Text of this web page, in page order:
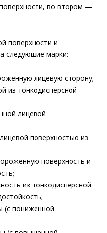
во втором —
поверхности и
следующие марки:
лицевую сторону;
из тонкодисперсной
лицевой
поверхностью из
поверхность и
из тонкодисперсной
(с пониженной